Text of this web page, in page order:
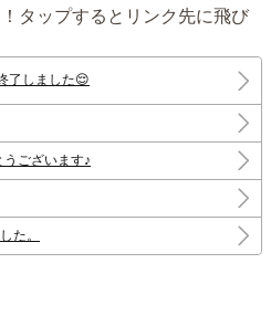
タップするとリンク先に飛び
了しました😌
ございます♪
た。